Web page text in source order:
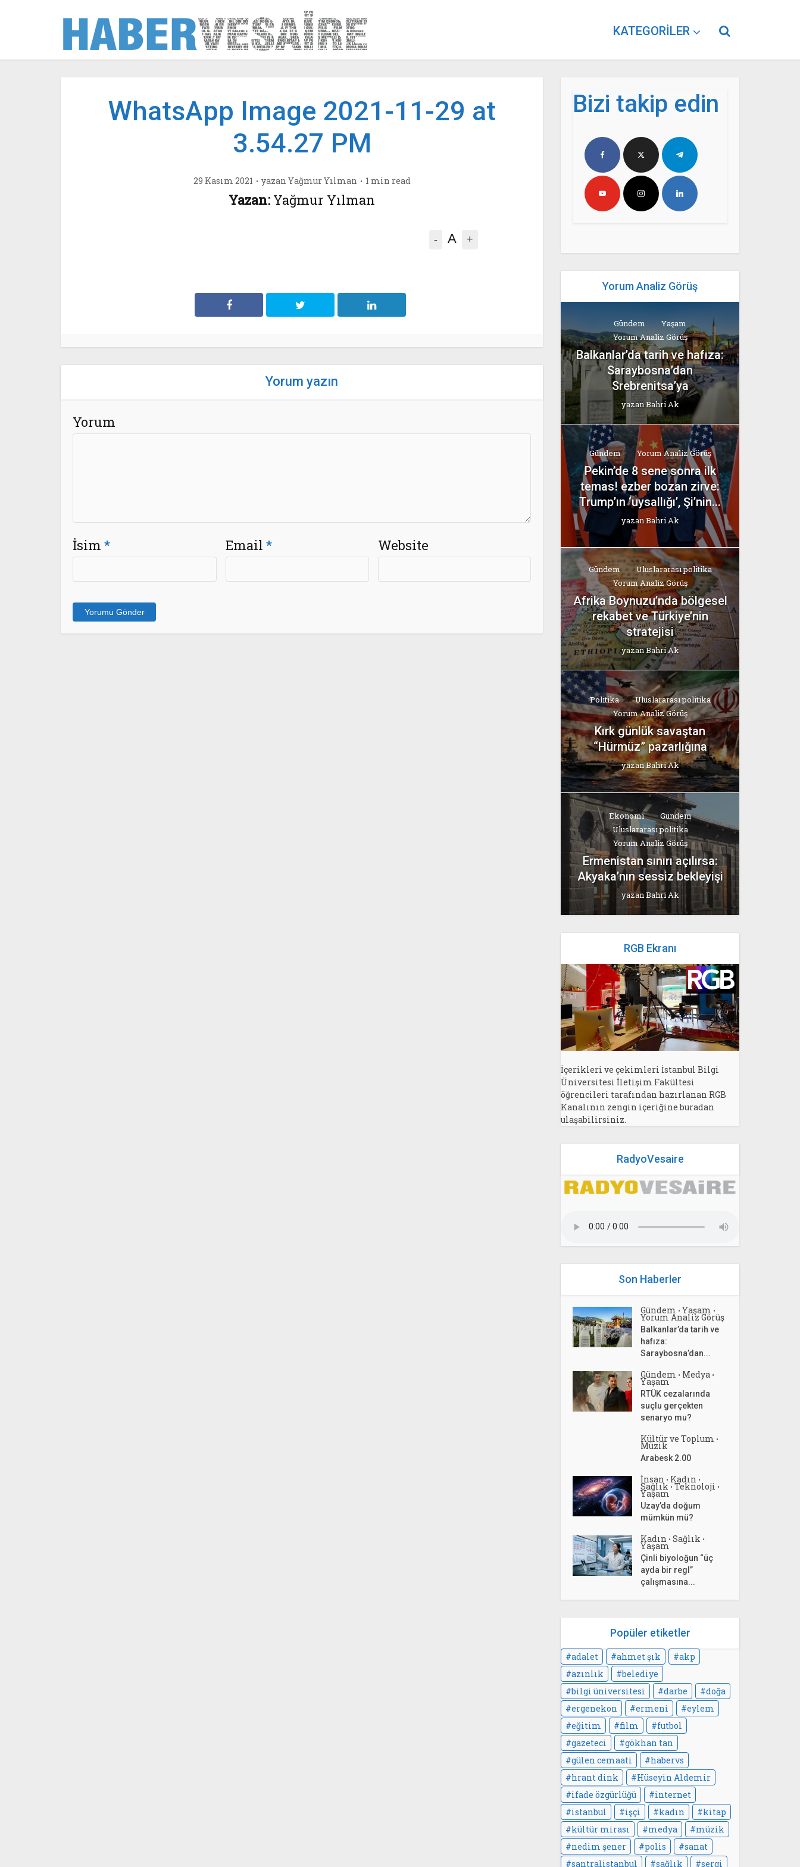
KATEGORILER
WhatsApp Image 2021-11-29 at
3.54.27 PM
29 Kasım 2021 yazan Yağmur Yılman 1 min read
Yazan: Yağmur Yılman
- A +
Yorum yazın
Yorum
İsim * Email * Website
Bizi takip edin
Yorum Analiz Görüş
Gündem
Yaşam
Yorum Analiz Görüş
Balkanlar’da tarih ve hafıza:
Saraybosna’dan
Srebrenitsa’ya
yazanBahri Ak
Gündem Yorum Analiz Görüş
Pekin’de 8 sene sonra ilk
temas! ezber bozan zirve:
Trump’ın ‘uysallığı’, Şi’nin...
yazanBahri Ak
Gündem
Uluslararası politika
Yorum Analiz Görüş
Afrika Boynuzu’nda bölgesel
rekabet ve Türkiye’nin
stratejisi
yazanBahri Ak
Politika
Uluslararası politika
Yorum Analiz Görüş
Kırk günlük savaştan
“Hürmüz” pazarlığına
yazanBahri Ak
Ekonomi
Gündem
Uluslararası politika
Yorum Analiz Görüş
Ermenistan sınırı açılırsa:
Akyaka’nın sessiz bekleyişi
yazanBahri Ak
RGB Ekranı
İçerikleri ve çekimleri İstanbul Bilgi
Üniversitesi İletişim Fakültesi
öğrencileri tarafından hazırlanan RGB
Kanalının zengin içeriğine buradan
ulaşabilirsiniz.
RadyoVesaire
Son Haberler
Gündem • Yaşam •
Yorum Analiz Görüş
Balkanlar’da tarih ve
hafıza:
Saraybosna’dan...
Gündem • Medya •
Yaşam
RTÜK cezalarında
suçlu gerçekten
senaryo mu?
Kültür ve Toplum •
Müzik
Arabesk 2.00
İnsan • Kadın •
Sağlık • Teknoloji •
Yaşam
Uzay’da doğum
mümkün mü?
Kadın • Sağlık •
Yaşam
Çinli biyoloğun “üç
ayda bir regl”
çalışmasına...
Popüler etiketler
adalet ahmet şık
akp
azınlık
belediye
bilgi üniversitesi
darbe
doğa
ergenekon
ermeni
eylem
eğitim
film
futbol
gazeteci
gökhan tan
gülen cemaati
habervs
hrant dink
Hüseyin Aldemir
ifade özgürlüğü
internet
istanbul
işçi kadın
kitap
kültür mirası
medya
müzik
nedim şener
polis
sanat
santralistanbul
sağlık sergi